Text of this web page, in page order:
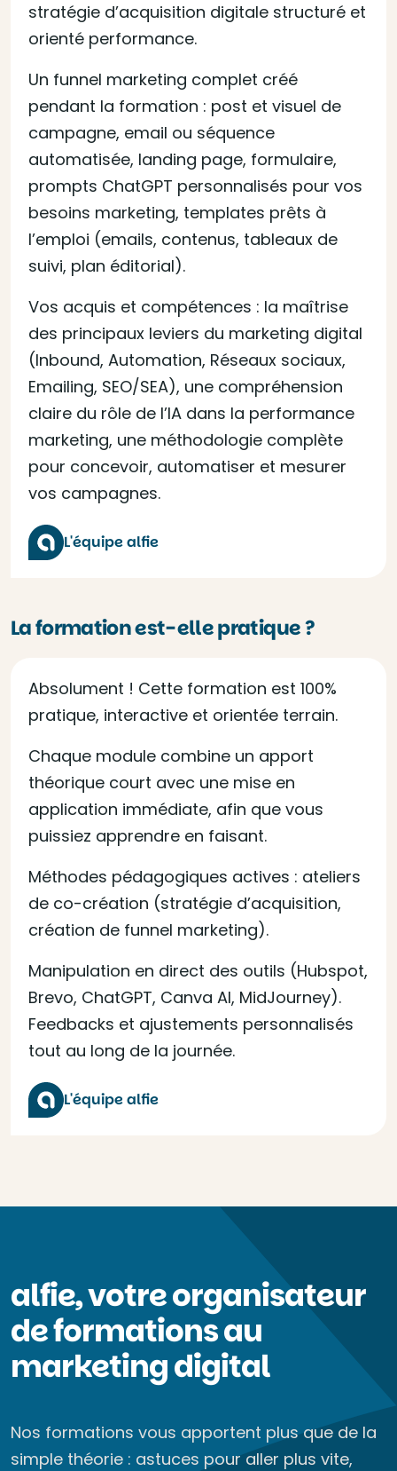
stratégie d’acquisition digitale structuré et
orienté performance.
Un funnel marketing complet créé
pendant la formation : post et visuel de
campagne, email ou séquence
automatisée, landing page, formulaire,
prompts ChatGPT personnalisés pour vos
besoins marketing, templates prêts à
l’emploi (emails, contenus, tableaux de
suivi, plan éditorial).
Vos acquis et compétences : la maîtrise
des principaux leviers du marketing digital
(Inbound, Automation, Réseaux sociaux,
Emailing, SEO/SEA), une compréhension
claire du rôle de l’IA dans la performance
marketing, une méthodologie complète
pour concevoir, automatiser et mesurer
vos campagnes.
L'équipe alfie
La formation est-elle pratique ?
Absolument ! Cette formation est 100%
pratique, interactive et orientée terrain.
Chaque module combine un apport
théorique court avec une mise en
application immédiate, afin que vous
puissiez apprendre en faisant.
Méthodes pédagogiques actives : ateliers
de co-création (stratégie d’acquisition,
création de funnel marketing).
Manipulation en direct des outils (Hubspot,
Brevo, ChatGPT, Canva AI, MidJourney).
Feedbacks et ajustements personnalisés
tout au long de la journée.
L'équipe alfie
alfie, votre organisateur
de formations au
marketing digital
Nos formations vous apportent plus que de la
simple théorie : astuces pour aller plus vite,